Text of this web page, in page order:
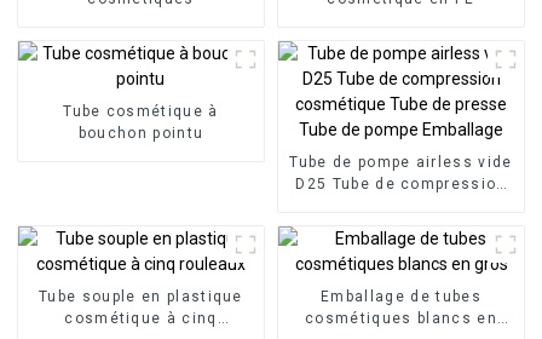
Tube cosmétique à
bouchon pointu
Tube de pompe airless vide
D25 Tube de compression
Tube de pompe Emballage
Tube souple en plastique
cosmétique à cinq
Emballage de tubes
cosmétiques blancs en